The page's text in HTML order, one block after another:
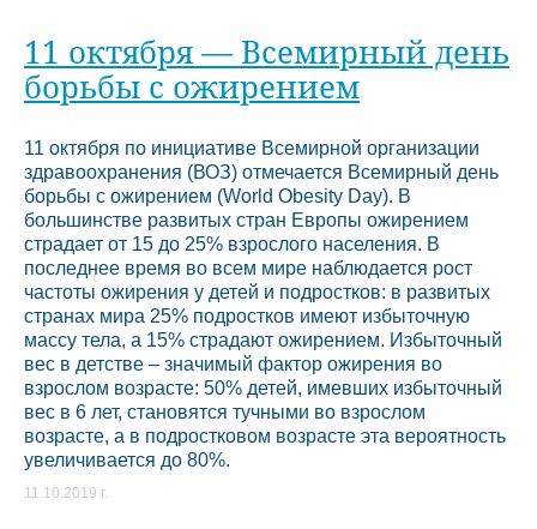
11 октября — Всемирный день
борьбы с ожирением
11 октября по инициативе Всемирной организации
здравоохранения (ВОЗ) отмечается Всемирный день
борьбы с ожирением (World Obesity Day). В
большинстве развитых стран Европы ожирением
страдает от 15 до 25% взрослого населения. В
последнее время во всем мире наблюдается рост
частоты ожирения у детей и подростков: в развитых
странах мира 25% подростков имеют избыточную
массу тела, а 15% страдают ожирением. Избыточный
вес в детстве – значимый фактор ожирения во
взрослом возрасте: 50% детей, имевших избыточный
вес в 6 лет, становятся тучными во взрослом
возрасте, а в подростковом возрасте эта вероятность
увеличивается до 80%.
11.10.2019 г.